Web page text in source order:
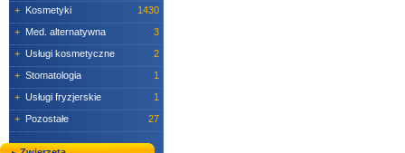
+ Kosmetyki
1430
+ Med. alternatywna
3
+ Usługi kosmetyczne
2
+ Stomatologia
1
+ Usługi fryzjerskie
1
+ Pozostałe 27